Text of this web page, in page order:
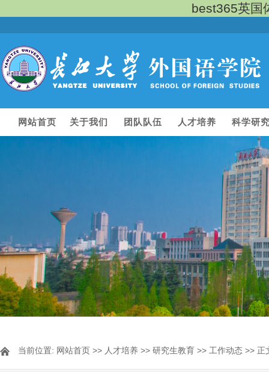
best365英国
网站首页 关于我们 团队队伍 人才培养 科学研
当前位置: 网站首页 >> 人才培养 >> 研究生教育 >> 工作动态 >> 正